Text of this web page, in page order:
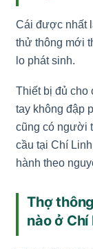
Cái được nhất
thử thông mới
lo phát sinh.
Thiết bị đủ cho
tay không đập
cũng có người
cầu tại Chí
hành theo
Thợ
nào ở Chí